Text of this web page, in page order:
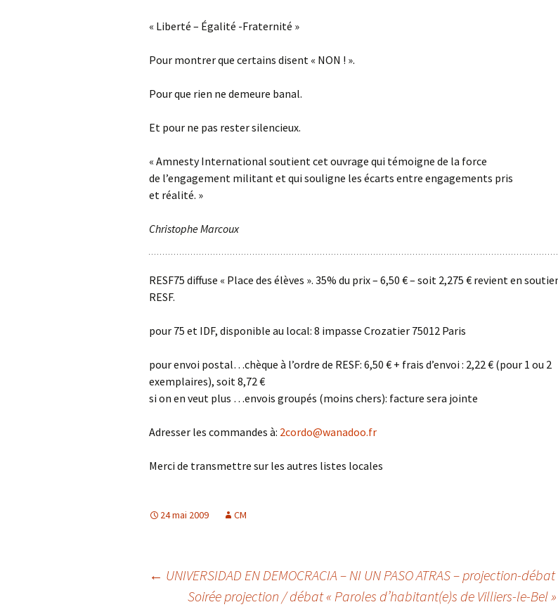
« Liberté – Égalité -Fraternité »
Pour montrer que certains disent « NON ! ».
Pour que rien ne demeure banal.
Et pour ne pas rester silencieux.
« Amnesty International soutient cet ouvrage qui témoigne de la force
de l’engagement militant et qui souligne les écarts entre engagements pris
et réalité. »
Christophe Marcoux
RESF75 diffuse « Place des élèves ». 35% du prix – 6,50 € – soit 2,275 € revient en
RESF.
pour 75 et IDF, disponible au local: 8 impasse Crozatier 75012 Paris
pour envoi postal…chèque à l’ordre de RESF: 6,50 € + frais d’envoi : 2,22 € (pour 1 ou 2
exemplaires), soit 8,72 €
si on en veut plus …envois groupés (moins chers): facture sera jointe
Adresser les commandes à: 2cordo@wanadoo.fr
Merci de transmettre sur les autres listes locales
24 mai 2009 CM
Navigation
← UNIVERSIDAD EN DEMOCRACIA – NI UN PASO ATRAS – projection-débat
Soirée projection / débat « Paroles d’habitant(e)s de Villiers-le-Bel